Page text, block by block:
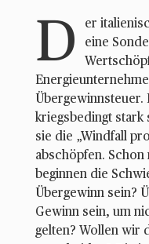
D
er
eine
Übergewinnsteuer.
kriegsbedingt stark
sie die „Windfall
abschöpfen.
beginnen die
Übergewinn sein?
Gewinn sein, um
gelten? Wollen wir